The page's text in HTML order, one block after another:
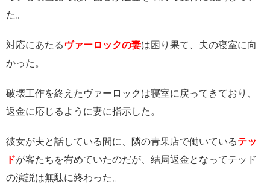
た。
対応にあたる ヴァーロックの妻は困り果て、夫の寝室に向
かった。
破壊工作を終えたヴァーロックは寝室に戻ってきており、
返金に応じるように妻に指示した。
彼女が夫と話している間に、隣の青果店で働いているテッ
ドが客たちを宥めていたのだが、結局返金となってテッド
の演説は無駄に終わった。